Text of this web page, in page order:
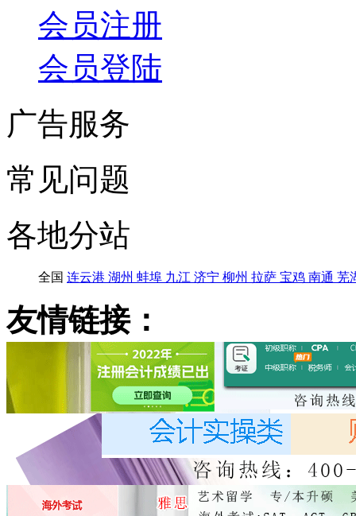
会员注册
会员登陆
广告服务
常见问题
各地分站
全国 连云港 湖州 蚌埠 九江 济宁 柳州 拉萨 宝鸡 南通 芜
友情链接：